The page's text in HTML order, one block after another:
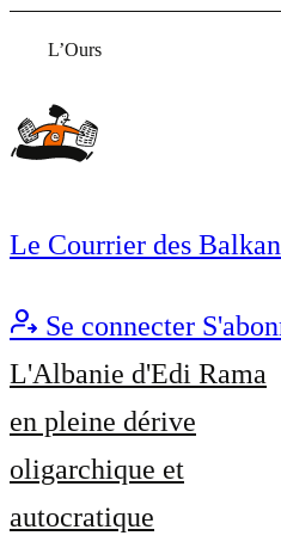
L’Ours
Le Courrier des
Se connecter
L'Albanie d'Edi Rama
en pleine dérive
oligarchique et
autocratique